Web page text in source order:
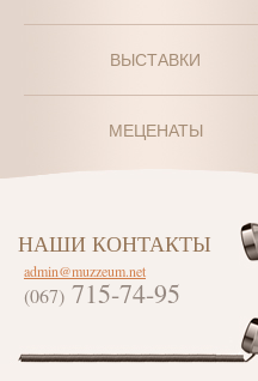
ВЫСТАВКИ
МЕЦЕНАТЫ
НАШИ КОНТАКТЫ
admin@muzzeum.net
(067) 715-74-95